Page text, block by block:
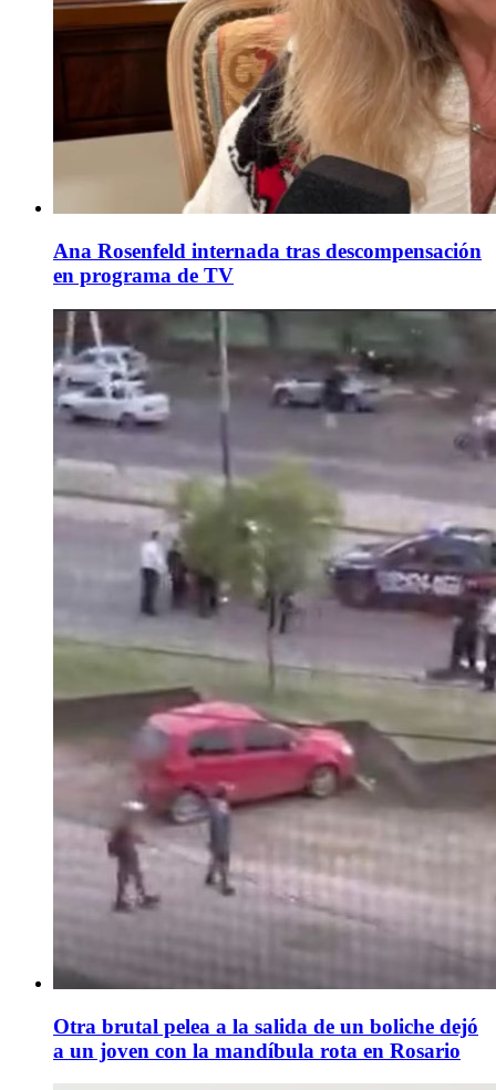
Ana Rosenfeld internada tras descompensación
en programa de TV
Otra brutal pelea a la salida de un boliche dejó
a un joven con la mandíbula rota en Rosario